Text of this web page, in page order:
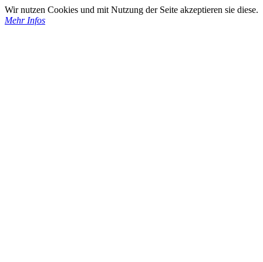
Wir nutzen Cookies und mit Nutzung der Seite akzeptieren sie diese.
Mehr Infos